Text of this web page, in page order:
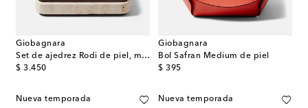
Giobagnara
Set de ajedrez Rodi de piel, mármol y madera
$ 3.450
original price
Giobagnara
Bol Safran Medium de piel
$ 395
original price
Nueva temporada Nueva temporada